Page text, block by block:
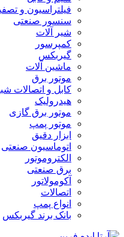
فیلتراسیون و
سنسور صنعتی
شیر آلات
کمپرسور
گیربکس
ماشین آلات
موتور برق
کابل و اتصالات
هیدرولیک
موتور برق گازی
موتور پمپ
ابزار دقیق
اتوماسیون صنعتی
الکتروموتور
برق صنعتی
آکومولاتور
اتصالات
انواع پمپ
بانک برند گیربکس